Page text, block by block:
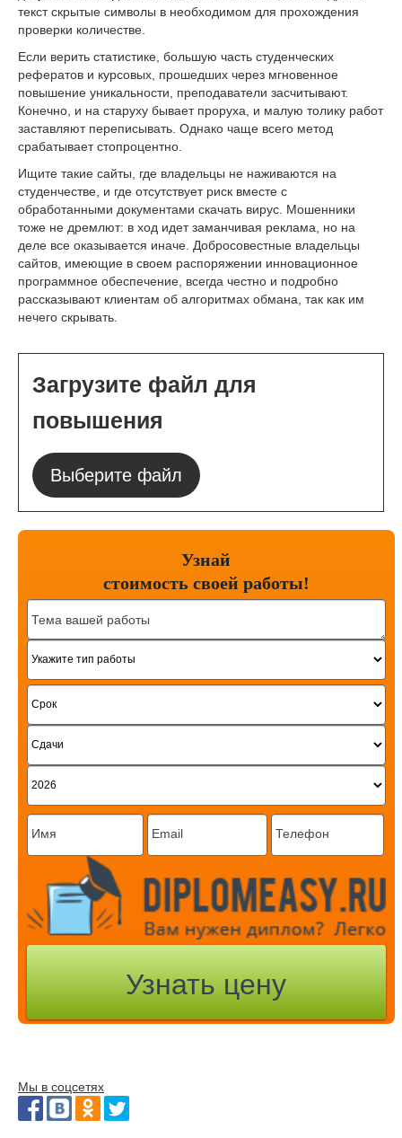
текст скрытые символы в необходимом для прохождения
проверки количестве.
Если верить статистике, большую часть студенческих
рефератов и курсовых, прошедших через мгновенное
повышение уникальности, преподаватели засчитывают.
Конечно, и на старуху бывает проруха, и малую толику работ
заставляют переписывать. Однако чаще всего метод
срабатывает стопроцентно.
Ищите такие сайты, где владельцы не наживаются на
студенчестве, и где отсутствует риск вместе с
обработанными документами скачать вирус. Мошенники
тоже не дремлют: в ход идет заманчивая реклама, но на
деле все оказывается иначе. Добросовестные владельцы
сайтов, имеющие в своем распоряжении инновационное
программное обеспечение, всегда честно и подробно
рассказывают клиентам об алгоритмах обмана, так как им
нечего скрывать.
Загрузите файл для
повышения
Выберите файл
Узнай
стоимость своей работы!
Мы в соцсетях